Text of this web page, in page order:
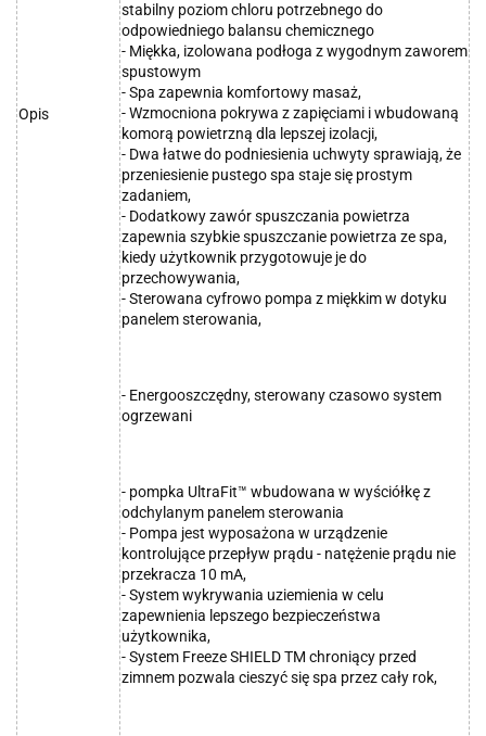
Opis
stabilny poziom chloru potrzebnego do
odpowiedniego balansu chemicznego
- Miękka, izolowana podłoga z wygodnym zaworem
spustowym
- Spa zapewnia komfortowy masaż,
- Wzmocniona pokrywa z zapięciami i wbudowaną
komorą powietrzną dla lepszej izolacji,
- Dwa łatwe do podniesienia uchwyty sprawiają, że
przeniesienie pustego spa staje się prostym
zadaniem,
- Dodatkowy zawór spuszczania powietrza
zapewnia szybkie spuszczanie powietrza ze spa,
kiedy użytkownik przygotowuje je do
przechowywania,
- Sterowana cyfrowo pompa z miękkim w dotyku
panelem sterowania,
- Energooszczędny, sterowany czasowo system
ogrzewani
- pompka UltraFit™ wbudowana w wyściółkę z
odchylanym panelem sterowania
- Pompa jest wyposażona w urządzenie
kontrolujące przepływ prądu - natężenie prądu nie
przekracza 10 mA,
- System wykrywania uziemienia w celu
zapewnienia lepszego bezpieczeństwa
użytkownika,
- System Freeze SHIELD TM chroniący przed
zimnem pozwala cieszyć się spa przez cały rok,